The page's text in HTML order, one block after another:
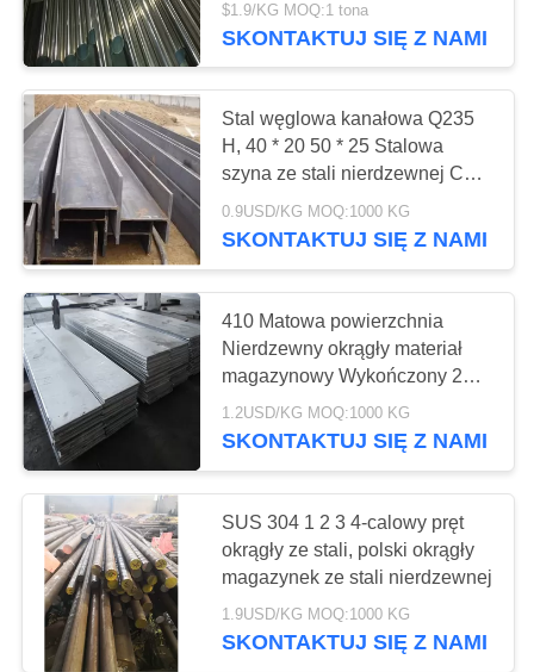
SITEMAP
PRIVACY
POLICY
Koło ze stali
nierdzewnej
14
Cewka ze stali
nierdzewnej
Cewka ze stali
nierdzewnej 304
14
$1.9/KG MOQ:1 tona
SKONTAKTUJ SIĘ Z NAMI
Stal węglowa kanałowa Q235
H, 40 * 20 50 * 25 Stalowa
szyna ze stali nierdzewnej C
1,79 mm 2,27 mm
0.9USD/KG MOQ:1000 KG
SKONTAKTUJ SIĘ Z NAMI
410 Matowa powierzchnia
Nierdzewny okrągły materiał
magazynowy Wykończony 2b
SS 410 Trwały
1.2USD/KG MOQ:1000 KG
SKONTAKTUJ SIĘ Z NAMI
SUS 304 1 2 3 4-calowy pręt
okrągły ze stali, polski okrągły
magazynek ze stali nierdzewnej
1.9USD/KG MOQ:1000 KG
SKONTAKTUJ SIĘ Z NAMI